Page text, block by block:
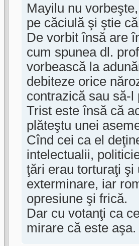
Mayilu nu
pe căciulă şi ştie
De vorbit însă are
cum spunea dl.
vorbească la
debiteze orice
contrazică sau să-l
Trist este însă că
plăteştu unei
Cînd cei ca el
intelectualii,
ţări erau torturaţi
exterminare, iar
opresiune şi frică.
Dar cu votanţi ca
mirare că este aşa.